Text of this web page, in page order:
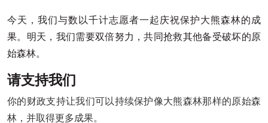
今天，我们与数以千计志愿者一起庆祝保护大熊森林的成
果。明天，我们需要双倍努力，共同抢救其他备受破坏的原
始森林。
请支持我们
你的财政支持让我们可以持续保护像大熊森林那样的原始森
林，并取得更多成果。